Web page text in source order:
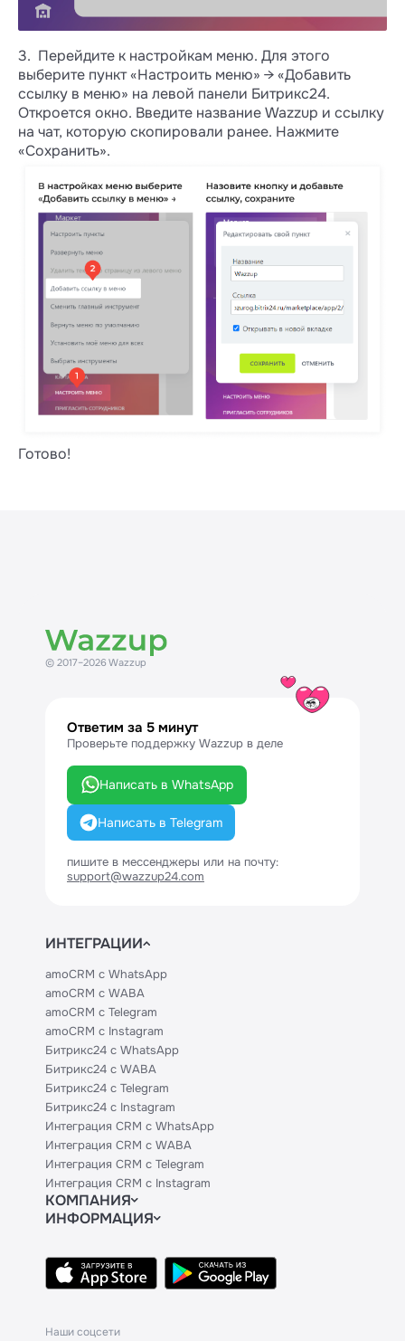
3. Перейдите к настройкам меню. Для этого
выберите пункт «Настроить меню» → «Добавить
ссылку в меню» на левой панели Битрикс24.
Откроется окно. Введите название Wazzup и ссылку
на чат, которую скопировали ранее. Нажмите
«Сохранить».
Готово!
© 2017–2026 Wazzup
Ответим за 5 минут
Проверьте поддержку Wazzup в деле
Написать в WhatsApp
Написать в Telegram
пишите в мессенджеры или на почту:
support@wazzup24.com
ИНТЕГРАЦИИ
amoCRM с WhatsApp
amoCRM с WABA
amoCRM с Telegram
amoCRM с Instagram
Битрикс24 с WhatsApp
Битрикс24 с WABA
Битрикс24 с Telegram
Битрикс24 с Instagram
Интеграция CRM с WhatsApp
Интеграция CRM с WABA
Интеграция CRM с Telegram
Интеграция CRM с Instagram
КОМПАНИЯ
Блог
Контакты
Политики и соглашения
ИНФОРМАЦИЯ
Техническим партнерам
Тарифы
Наши соцсети